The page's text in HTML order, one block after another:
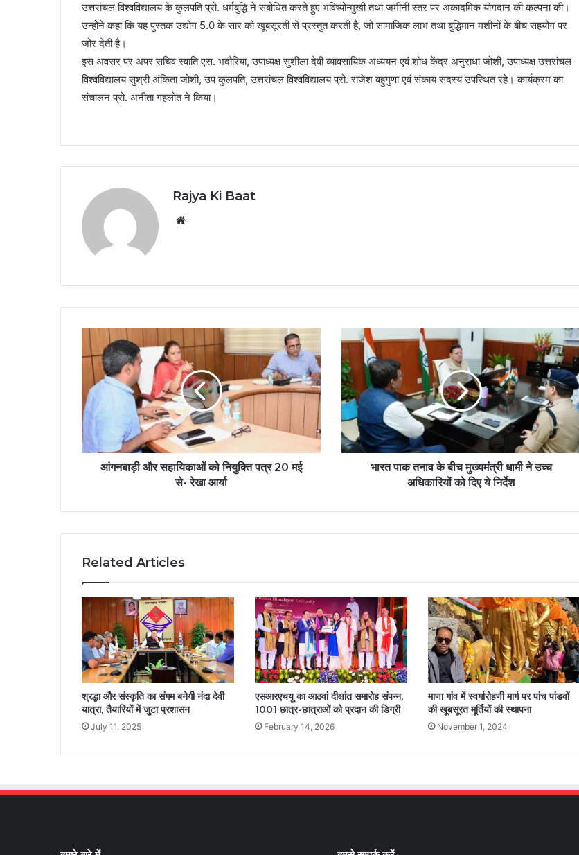
उत्तरांचल विश्वविद्यालय के कुलपति प्रो. धर्मबुद्धि ने संबोधित करते हुए भविष्योन्मुखी तथा जमीनी स्तर पर अकादमिक योगदान की कल्पना की।
उन्होंने कहा कि यह पुस्तक उद्योग 5.0 के सार को खूबसूरती से प्रस्तुत करती है, जो सामाजिक लाभ तथा बुद्धिमान मशीनों के बीच सहयोग पर
जोर देती है।
इस अवसर पर अपर सचिव स्वाति एस. भदौरिया, उपाध्यक्ष सुशीला देवी व्यावसायिक अध्ययन एवं शोध केंद्र अनुराधा जोशी, उपाध्यक्ष उत्तरांचल
विश्वविद्यालय सुश्री अंकिता जोशी, उप कुलपति, उत्तरांचल विश्वविद्यालय प्रो. राजेश बहुगुणा एवं संकाय सदस्य उपस्थित रहे। कार्यक्रम का
संचालन प्रो. अनीता गहलोत ने किया।
Rajya Ki Baat
आंगनबाड़ी और सहायिकाओं को नियुक्ति पत्र 20 मई
से- रेखा आर्या
भारत पाक तनाव के बीच मुख्यमंत्री धामी ने उच्च
अधिकारियों को दिए ये निर्देश
Related Articles
श्रद्धा और संस्कृति का संगम बनेगी नंदा देवी
यात्रा, तैयारियों में जुटा प्रशासन
July 11, 2025
एसआरएचयू का आठवां दीक्षांत समारोह संपन्न,
1001 छात्र-छात्राओं को प्रदान की डिग्री
February 14, 2026
माणा गांव में स्वर्गारोहणी मार्ग पर पांच पांडवों
की खूबसूरत मूर्तियों की स्थापना
November 1, 2024